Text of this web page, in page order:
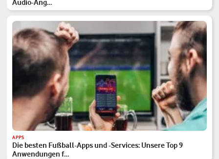
Audio-Ang…
APPS
Die besten Fußball-Apps und -Services: Unsere Top 9
Anwendungen f…